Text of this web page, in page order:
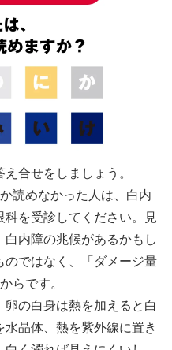
合せをしましょう。
読めなかった人は、白内
を受診してください。見
白内障の兆候があるかもし
のではなく、「ダメージ量
らです。
の白身は熱を加えると白
水晶体、熱を紫外線に置き